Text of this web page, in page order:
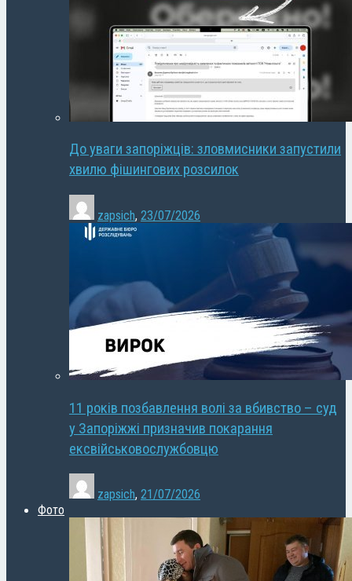
До уваги запоріжців: зловмисники запустили
хвилю фішингових розсилок
zapsich, 23/07/2026
11 років позбавлення волі за вбивство – суд
у Запоріжжі призначив покарання
ексвійськовослужбовцю
zapsich, 21/07/2026
Фото